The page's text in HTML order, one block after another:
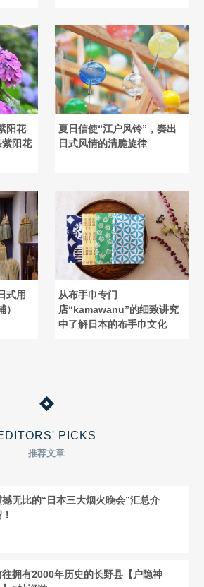
阳花
紫阳花
夏日信使“江户风铃”，奏出
日式风情的清脆旋律
式用
从布手巾专门
店“kamawanu”的细致讲究
中了解日本的布手巾文化
PICKS
推荐文章
撼无比的“日本三大烟火晚会”汇总介
往拥有2000年历史的长野县【户隐神